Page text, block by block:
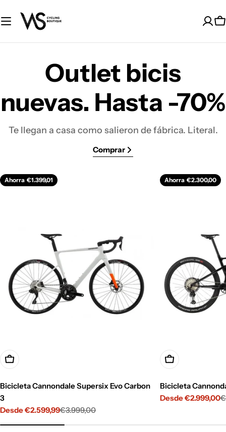
al
contenido
Outlet bicis
nuevas. Hasta -70%
Te llegan a casa como salieron de fábrica. Literal.
Comprar
Ahorra €1.399,01
Opciones
Bicicleta Cannondale Supersix Evo Carbon
3
Precio
de
Desde €2.599,99
Precio
habitual
€3.999,00
Ahorra €2.300,00
Opciones
Bicicleta
Precio
Desde €2.999,00
Precio